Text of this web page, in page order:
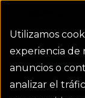
Utilizamos
experiencia de
anuncios o
analizar el
Homepage
Projects